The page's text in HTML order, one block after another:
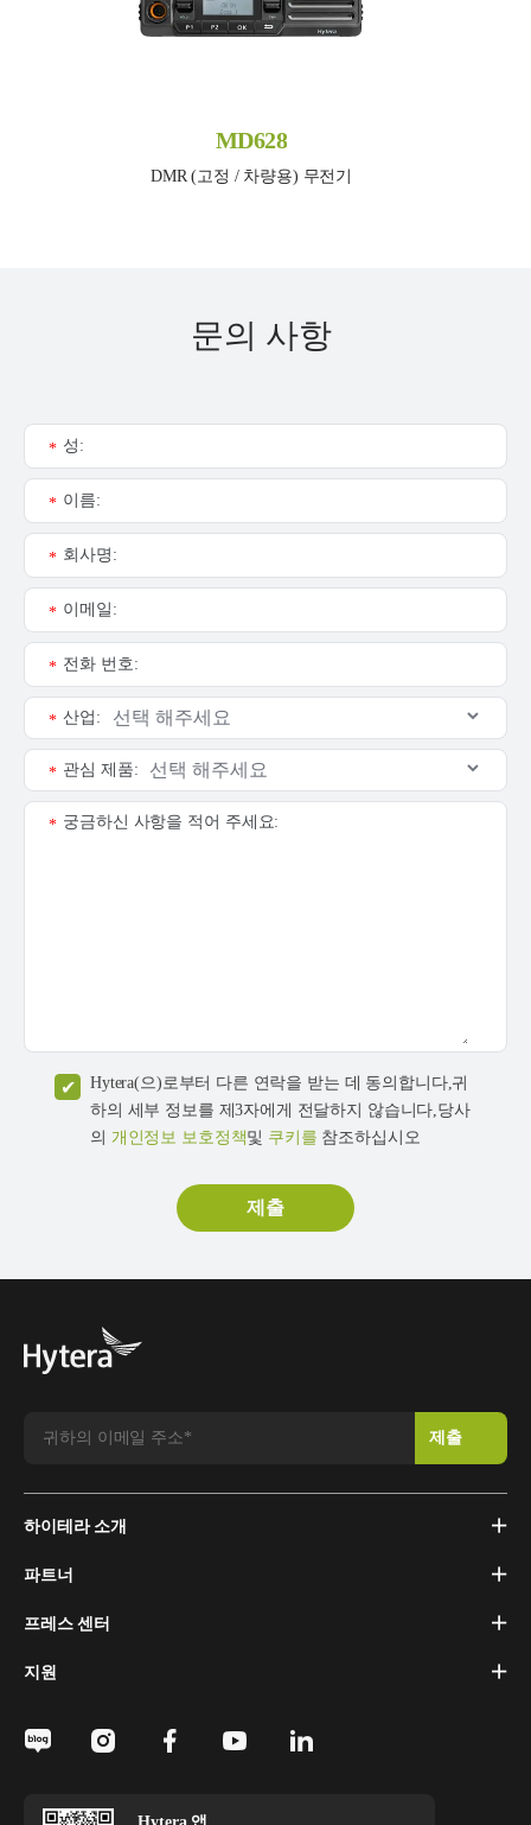
MD628
DMR (고정 / 차량용) 무전기
문의 사항
성:
*
이름:
*
회사명:
*
이메일:
*
전화 번호:
*
산업:
*
관심 제품:
*
궁금하신 사항을 적어 주세요:
*
Hytera(으)로부터 다른 연락을 받는 데 동의합니다,귀
하의 세부 정보를 제3자에게 전달하지 않습니다,당사
의 개인정보 보호정책및 쿠키를 참조하십시오
하이테라 소개
파트너
프레스 센터
지원
Hytera 앱